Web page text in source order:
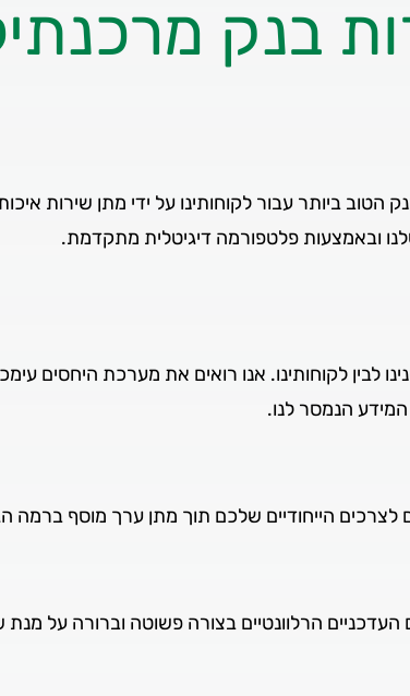
בנק
הטוב ביותר עבור לקוחותינו על ידי מתן שירות
ובאמצעות פלטפורמה דיגיטלית מתקדמת.
לבין לקוחותינו. אנו רואים את מערכת היחסים
המידע הנמסר לנו.
הייחודיים שלכם תוך מתן ערך מוסף ברמה
העדכניים הרלוונטיים בצורה פשוטה וברורה על